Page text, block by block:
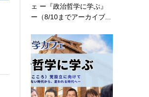
ェ ー『政治哲学に学ぶ』
ー（8/10までアーカイブ...